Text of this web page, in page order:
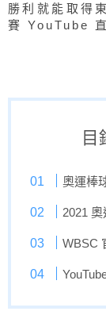
勝利就能取得
賽 YouTube
目
奧運棒
2021
WBSC